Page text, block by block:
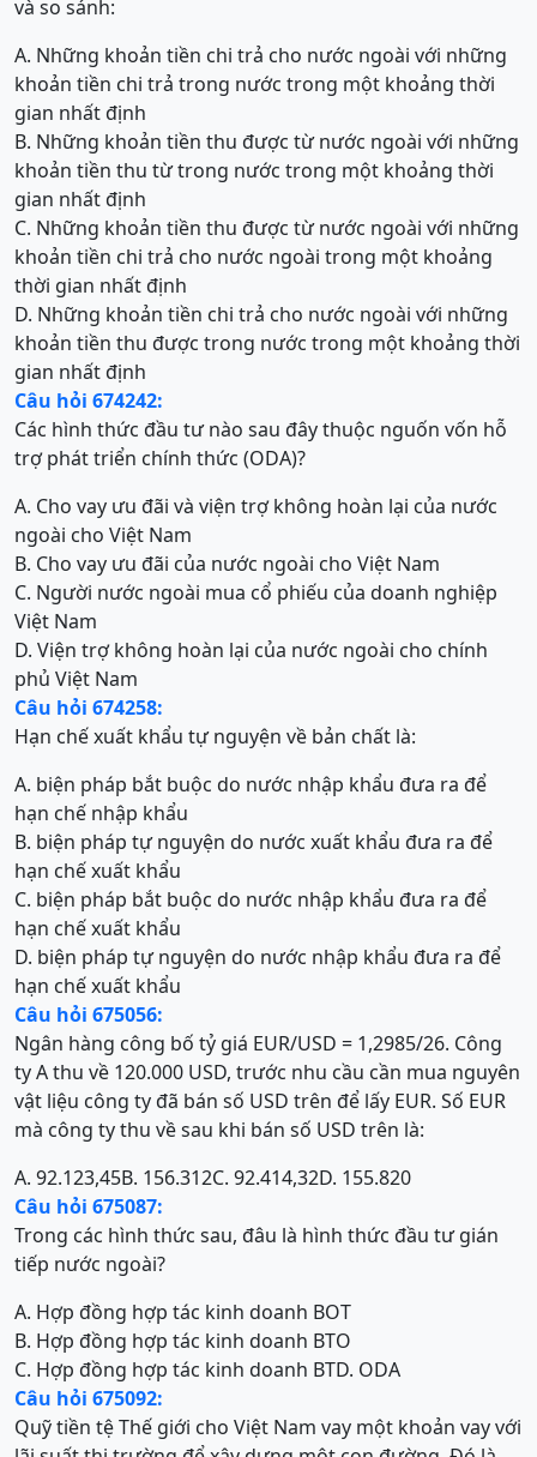
và so sánh:
A. Những khoản tiền chi trả cho nước ngoài với những
khoản tiền chi trả trong nước trong một khoảng thời
gian nhất định
B. Những khoản tiền thu được từ nước ngoài với những
khoản tiền thu từ trong nước trong một khoảng thời
gian nhất định
C. Những khoản tiền thu được từ nước ngoài với những
khoản tiền chi trả cho nước ngoài trong một khoảng
thời gian nhất định
D. Những khoản tiền chi trả cho nước ngoài với những
khoản tiền thu được trong nước trong một khoảng thời
gian nhất định
Câu hỏi 674242:
Các hình thức đầu tư nào sau đây thuộc nguốn vốn hỗ
trợ phát triển chính thức (ODA)?
A. Cho vay ưu đãi và viện trợ không hoàn lại của nước
ngoài cho Việt Nam
B. Cho vay ưu đãi của nước ngoài cho Việt Nam
C. Người nước ngoài mua cổ phiếu của doanh nghiệp
Việt Nam
D. Viện trợ không hoàn lại của nước ngoài cho chính
phủ Việt Nam
Câu hỏi 674258:
Hạn chế xuất khẩu tự nguyện về bản chất là:
A. biện pháp bắt buộc do nước nhập khẩu đưa ra để
hạn chế nhập khẩu
B. biện pháp tự nguyện do nước xuất khẩu đưa ra để
hạn chế xuất khẩu
C. biện pháp bắt buộc do nước nhập khẩu đưa ra để
hạn chế xuất khẩu
D. biện pháp tự nguyện do nước nhập khẩu đưa ra để
hạn chế xuất khẩu
Câu hỏi 675056:
Ngân hàng công bố tỷ giá EUR/USD = 1,2985/26. Công
ty A thu về 120.000 USD, trước nhu cầu cần mua nguyên
vật liệu công ty đã bán số USD trên để lấy EUR. Số EUR
mà công ty thu về sau khi bán số USD trên là:
A. 92.123,45B. 156.312C. 92.414,32D. 155.820
Câu hỏi 675087:
Trong các hình thức sau, đâu là hình thức đầu tư gián
tiếp nước ngoài?
A. Hợp đồng hợp tác kinh doanh BOT
B. Hợp đồng hợp tác kinh doanh BTO
C. Hợp đồng hợp tác kinh doanh BTD. ODA
Câu hỏi 675092:
Quỹ tiền tệ Thế giới cho Việt Nam vay một khoản vay với